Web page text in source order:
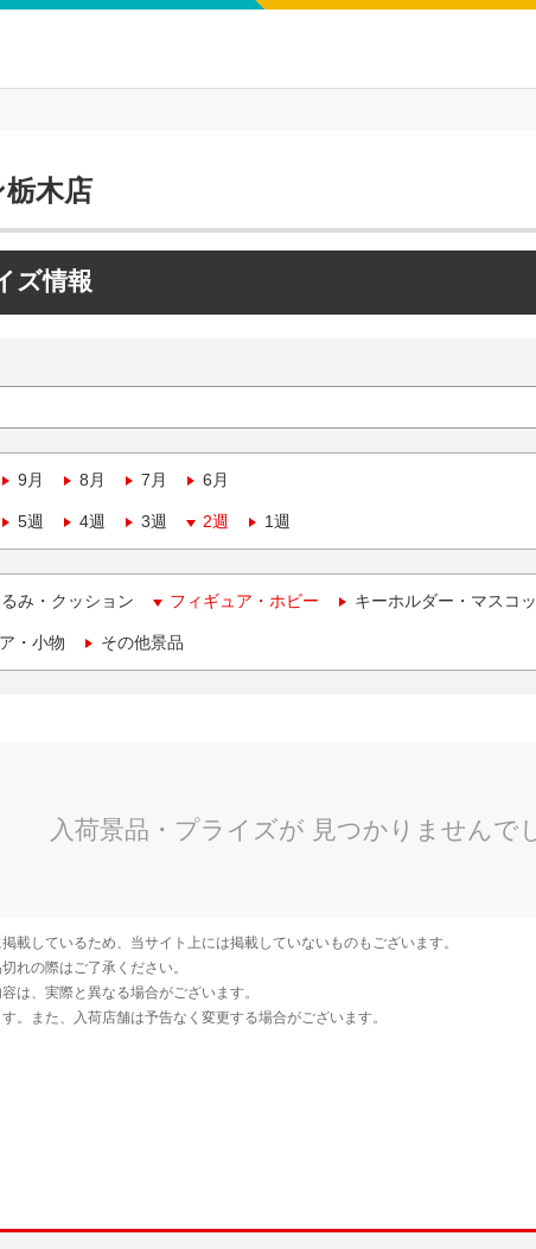
木店
ズ情報
9月 8月 7月 6月
5週 4週 3週 2週 1週
み・クッション フィギュア・ホビー キーホルダー・マスコ
・小物 その他景品